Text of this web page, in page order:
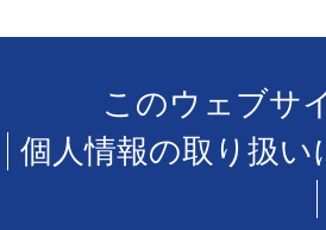
このウェブサ
個人情報の取り扱い